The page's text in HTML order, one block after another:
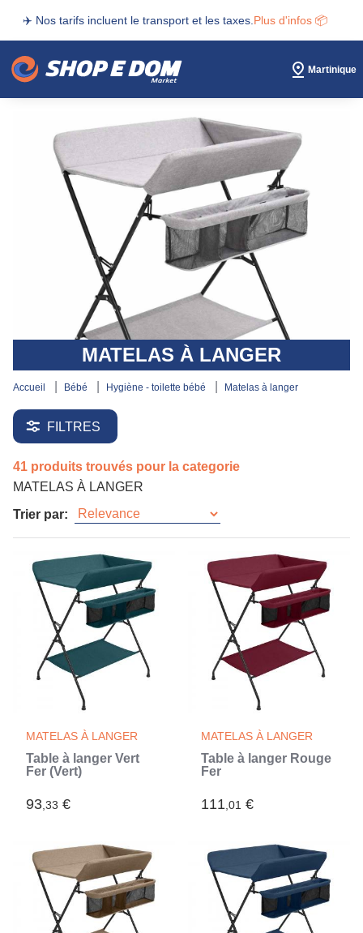
✈️ Nos tarifs incluent le transport et les taxes. Plus d'infos 📦
Martinique
MATELAS À LANGER
accueil bébé hygiène - toilette bébé matelas à langer
FILTRES
41 produits trouvés pour la categorie
MATELAS À LANGER
Trier par:
MATELAS À LANGER
Table à langer Vert
Fer (Vert)
93,33 €
MATELAS À LANGER
Table à langer Rouge
Fer
111,01 €